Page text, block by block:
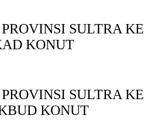
SULTRA KE
KONUT
SULTRA KE
KONUT